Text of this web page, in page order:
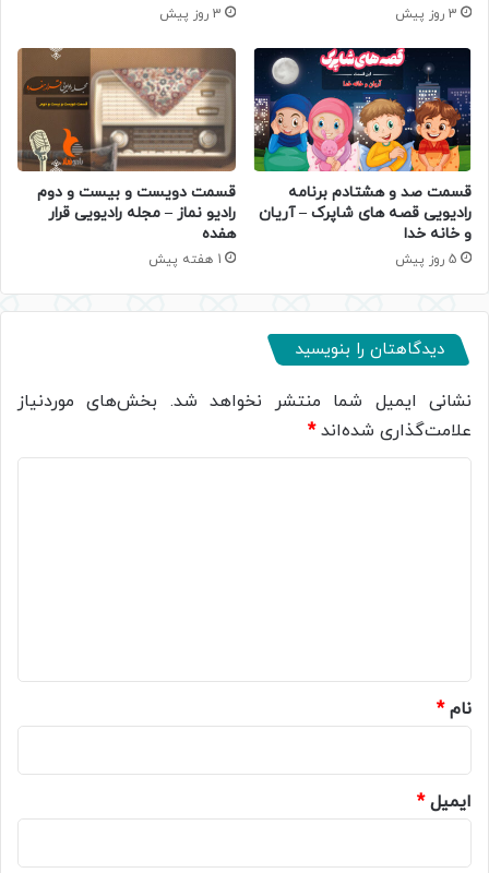
3 روز پیش 3 روز پیش
قسمت صد و هشتادم برنامه
رادیویی قصه های شاپرک – آریان
و خانه خدا
5 روز پیش
قسمت دویست و بیست و دوم
رادیو نماز – مجله رادیویی قرار
هفده
1 هفته پیش
دیدگاهتان را بنویسید
نشانی ایمیل شما منتشر نخواهد شد. بخش‌های موردنیاز
علامت‌گذاری شده‌اند*
نام*
ایمیل*